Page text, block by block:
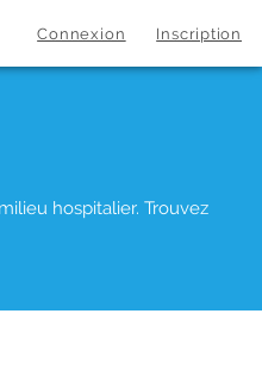
Connexion Inscription
hospitalier. Trouvez